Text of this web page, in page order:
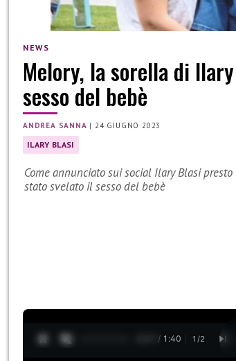
NEWS
Melory, la sorella di
sesso del bebè
ANDREA SANNA |24 GIUGNO 2023
ILARY BLASI
Come annunciato sui social Ilary Blasi
stato svelato il sesso del bebè
0:28 / 1:40 1 /2